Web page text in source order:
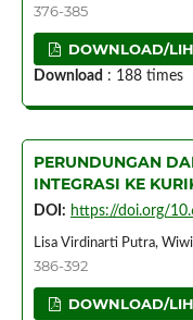
376-385
DOWNLOAD/
Download : 188 times
PERUNDUNGAN
INTEGRASI KE
DOI: https://doi.org/
Lisa Virdinarti Putra,
386-392
DOWNLOAD/